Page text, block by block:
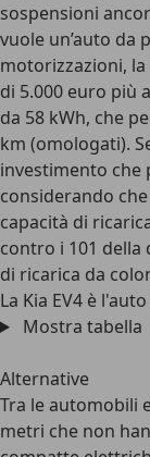
sospensioni
vuole un’auto da
motorizzazioni,
di 5.000 euro più
da 58 kWh, che
km (omologati).
investimento che
considerando
capacità di
contro i 101 della
di ricarica da
La Kia EV4 è
Mostra tabella
Alternative
Tra leautomobili
metri che non